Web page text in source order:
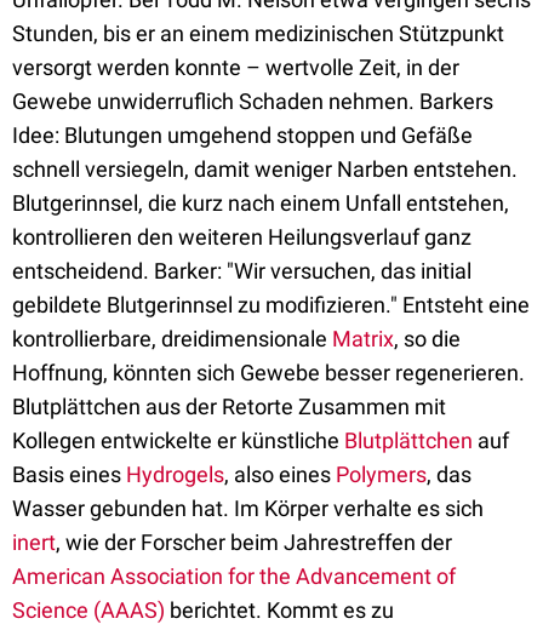
Stunden, bis er an einem medizinischen Stützpunkt
versorgt werden konnte – wertvolle Zeit, in der
Gewebe unwiderruflich Schaden nehmen. Barkers
Idee: Blutungen umgehend stoppen und Gefäße
schnell versiegeln, damit weniger Narben entstehen.
Blutgerinnsel, die kurz nach einem Unfall entstehen,
kontrollieren den weiteren Heilungsverlauf ganz
entscheidend. Barker: "Wir versuchen, das initial
gebildete Blutgerinnsel zu modifizieren." Entsteht eine
kontrollierbare, dreidimensionale Matrix, so die
Hoffnung, könnten sich Gewebe besser regenerieren.
Blutplättchen aus der Retorte Zusammen mit
Kollegen entwickelte er künstliche Blutplättchen auf
Basis eines Hydrogels, also eines Polymers, das
Wasser gebunden hat. Im Körper verhalte es sich
inert, wie der Forscher beim Jahrestreffen der
American Association for the Advancement of
Science (AAAS) berichtet. Kommt es zu